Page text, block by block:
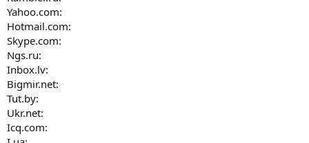
Yahoo.com:
Hotmail.com:
Skype.com:
Ngs.ru:
Inbox.lv:
Bigmir.net:
Tut.by:
Ukr.net:
Icq.com: